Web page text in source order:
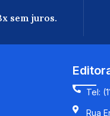
sem juros.
Tel:
Rua